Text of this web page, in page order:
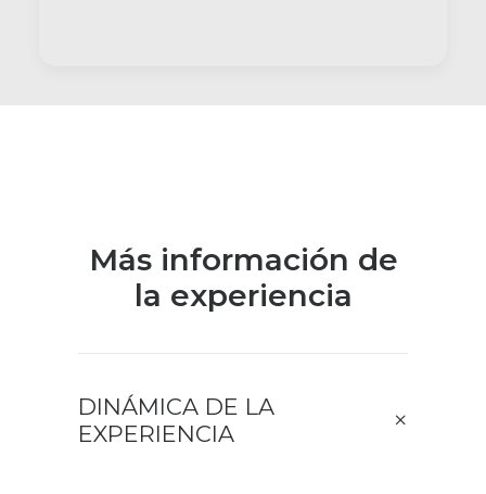
Más información de
la experiencia
DINÁMICA DE LA
EXPERIENCIA